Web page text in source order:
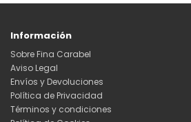
Información
Sobre Fina Carabel
Aviso Legal
Envíos y Devoluciones
Política de Privacidad
Términos y condiciones